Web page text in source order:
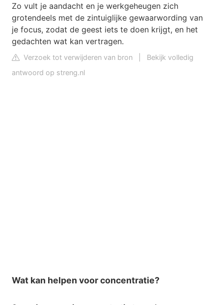
Zo vult je aandacht en je werkgeheugen zich
grotendeels met de zintuiglijke gewaarwording van
je focus, zodat de geest iets te doen krijgt, en het
gedachten wat kan vertragen.
Verzoek tot verwijderen van bron
Bekijk volledig
antwoord op streng.nl
Wat kan helpen voor concentratie?